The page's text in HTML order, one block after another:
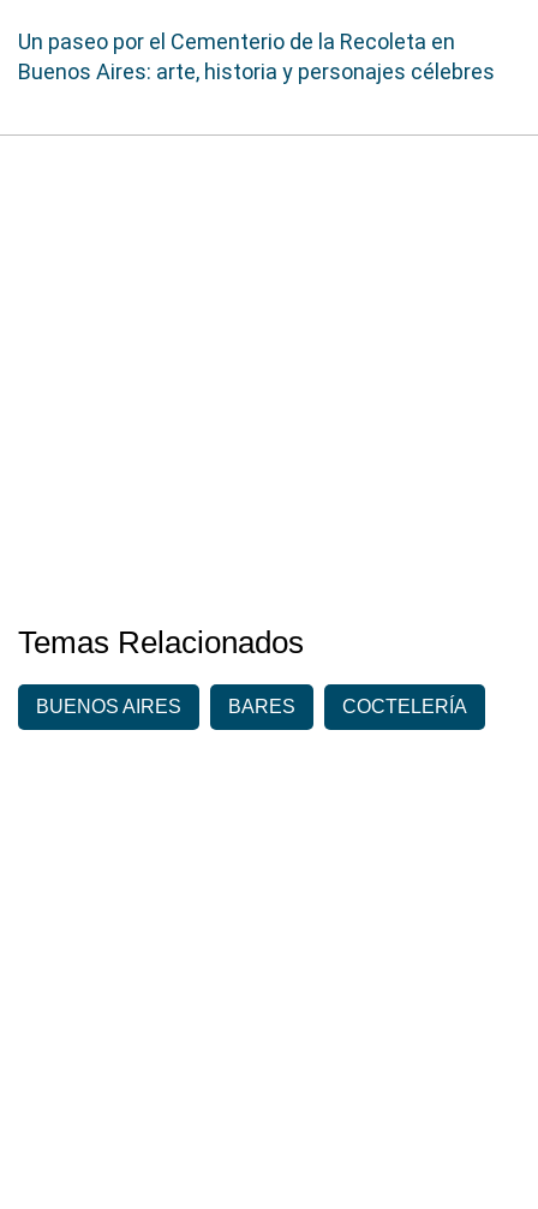
Un paseo por el Cementerio de la Recoleta en
Buenos Aires: arte, historia y personajes célebres
Temas Relacionados
BUENOS AIRES BARES COCTELERÍA